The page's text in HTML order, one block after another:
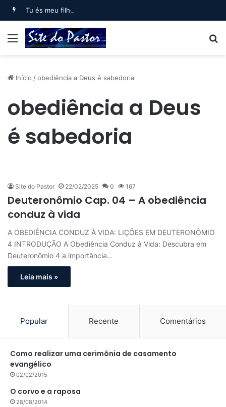
Tu és meu filho, Eu hoje te gerei (Salmo 2)
Menu
Início /obediência a Deus é sabedoria
obediência a Deus
é sabedoria
Site do Pastor 22/02/2025 0 167
Deuteronômio Cap. 04 – A obediência
conduz à vida
A OBEDIÊNCIA CONDUZ À VIDA: LIÇÕES EM DEUTERONÔMIO
4 INTRODUÇÃO A Obediência Conduz à Vida: Descubra em
Deuteronômio 4 a importância…
Leia mais »
Popular Recente Comentários
Como realizar uma cerimônia de casamento
evangélico
02/02/2015
O corvo e a raposa
28/08/2014